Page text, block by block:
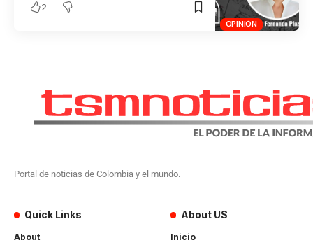
OPINIÓN
2
Portal de noticias de Colombia y el mundo.
Quick Links
About
About US
Inicio